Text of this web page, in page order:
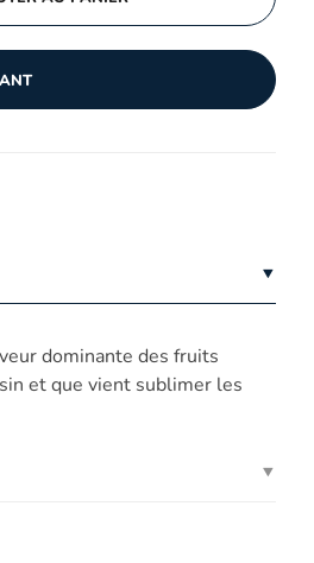
dominante des fruits
et que vient sublimer les